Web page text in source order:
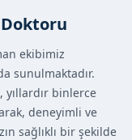
ekibimiz
sunulmaktadır.
binlerce
deneyimli ve
sağlıklı bir şekilde